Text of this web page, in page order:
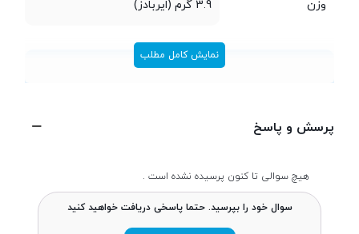
وزن 3.9 گرم (ایربادز)
اتصالات و امکانات
میکروفون
باتری
نمایش کامل مطلب
پرسش و پاسخ
هیچ سوالی تا کنون پرسیده نشده است .
سوال خود را بپرسید. حتما پاسخی دریافت خواهید کنید